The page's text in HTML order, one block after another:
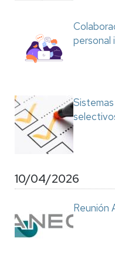
personal
10/04/2026
Reunión